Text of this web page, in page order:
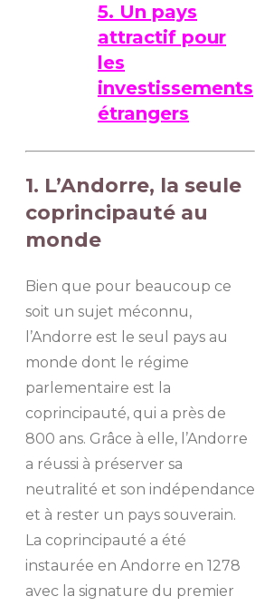
5. Un pays
attractif pour
les
investissements
étrangers
1. L’Andorre, la seule
coprincipauté au
monde
Bien que pour beaucoup ce
soit un sujet méconnu,
l’Andorre est le seul pays au
monde dont le régime
parlementaire est la
coprincipauté, qui a près de
800 ans. Grâce à elle, l’Andorre
a réussi à préserver sa
neutralité et son indépendance
et à rester un pays souverain.
La coprincipauté a été
instaurée en Andorre en 1278
avec la signature du premier